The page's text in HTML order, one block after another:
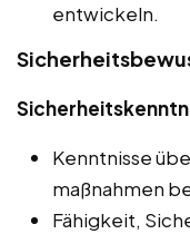
entwickeln.
Kenntnisse
maßnahmen
Fähigkeit,